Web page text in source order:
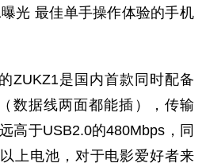
ZUKZ1是国内首款同时配备
数据线两面都能插），传输
高于USB2.0的480Mbps，同
上电池，对于电影爱好者来